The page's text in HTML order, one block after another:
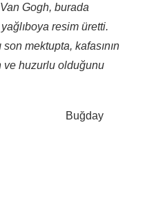
Gogh, burada
resim üretti.
mektupta, kafasının
ve huzurlu olduğunu
Buğday